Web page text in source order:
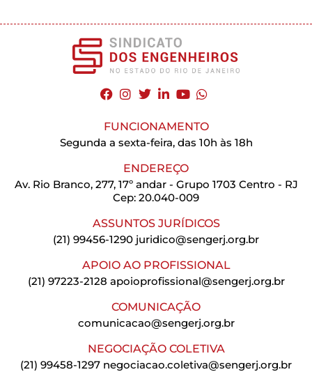
FUNCIONAMENTO
Segunda a sexta-feira, das 10h às 18h
ENDEREÇO
Av. Rio Branco, 277, 17º andar - Grupo 1703 Centro - RJ
Cep: 20.040-009
ASSUNTOS JURÍDICOS
(21) 99456-1290 juridico@sengerj.org.br
APOIO AO PROFISSIONAL
(21) 97223-2128 apoioprofissional@sengerj.org.br
COMUNICAÇÃO
comunicacao@sengerj.org.br
NEGOCIAÇÃO COLETIVA
(21) 99458-1297 negociacao.coletiva@sengerj.org.br